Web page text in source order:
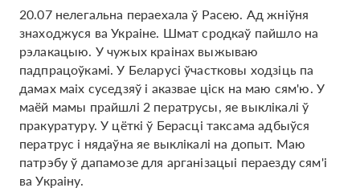
20.07 нелегальна пераехала ў Расею. Ад жніўня
знаходжуся ва Украіне. Шмат сродкаў пайшло на
рэлакацыю. У чужых краінах выжываю
падпрацоўкамі. У Беларусі ўчастковы ходзіць па
дамах маіх суседзяў і аказвае ціск на маю сям'ю. У
маёй мамы прайшлі 2 ператрусы, яе выклікалі ў
пракуратуру. У цёткі ў Берасці таксама адбыўся
ператрус і нядаўна яе выклікалі на допыт. Маю
патрэбу ў дапамозе для арганізацыі пераезду сям'і
ва Украіну.